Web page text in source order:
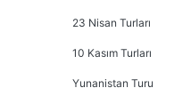
23 Nisan Turları
10 Kasım Turları
Yunanistan Turu